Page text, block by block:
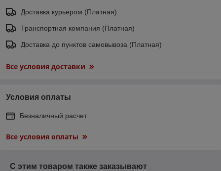
Доставка курьером (Платная)
Транспортная компания (Платная)
Доставка до пунктов самовывоза (Платная)
Все условия доставки
Условия оплаты
Безналичный расчет
Все условия оплаты
С этим товаром также заказывают